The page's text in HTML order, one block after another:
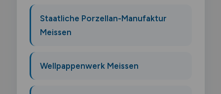
Staatliche Porzellan-Manufaktur
Meissen
Wellpappenwerk Meissen